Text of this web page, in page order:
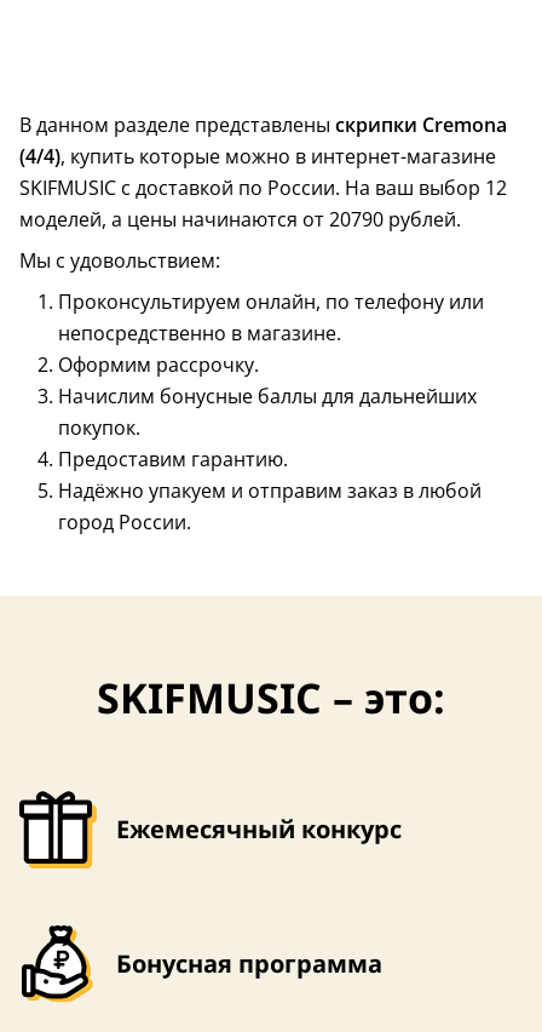
Размер – 4/4
кейс в комплекте
В данном разделе представлены скрипки Cremona
(4/4), купить которые можно в интернет-магазине
SKIFMUSIC с доставкой по России. На ваш выбор 12
моделей, а цены начинаются от 20790 рублей.
Мы с удовольствием:
Проконсультируем онлайн, по телефону или
непосредственно в магазине.
Оформим рассрочку.
Начислим бонусные баллы для дальнейших
покупок.
Предоставим гарантию.
Надёжно упакуем и отправим заказ в любой
город России.
SKIFMUSIC – это:
Ежемесячный конкурс
Бонусная программа